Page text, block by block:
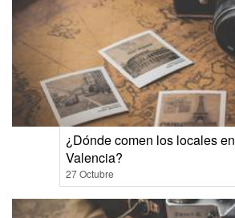
¿Dónde comen los locales en
Valencia?
27 Octubre